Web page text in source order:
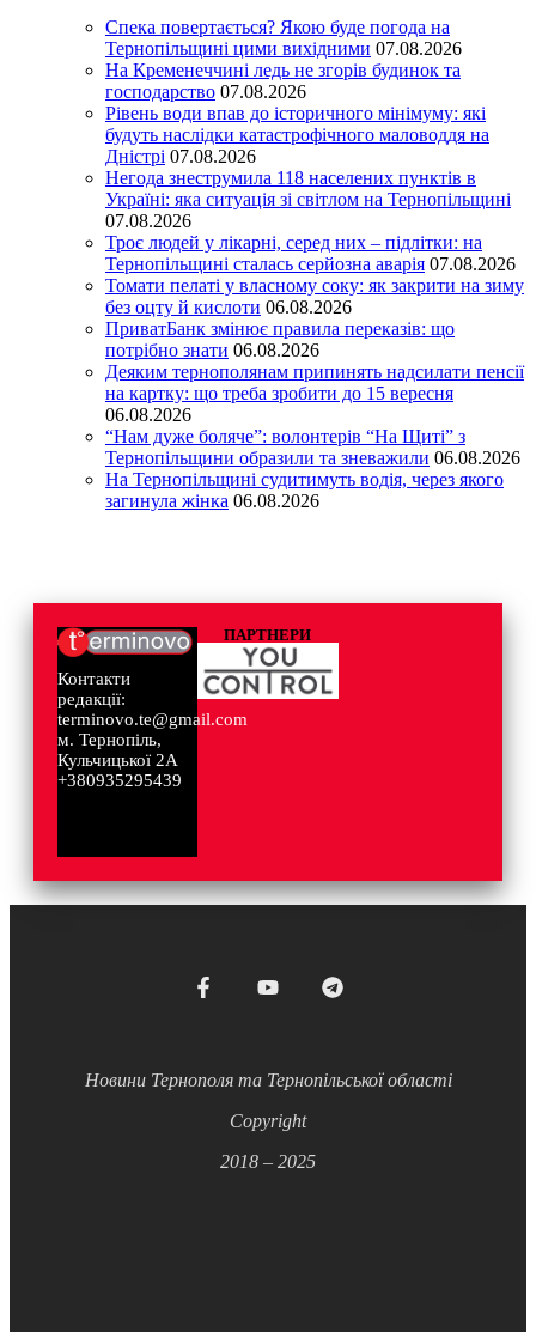
Спека повертається? Якою буде погода на
Тернопільщині цими вихідними 07.08.2026
На Кременеччині ледь не згорів будинок та
господарство 07.08.2026
Рівень води впав до історичного мінімуму: які
будуть наслідки катастрофічного маловоддя на
Дністрі 07.08.2026
Негода знеструмила 118 населених пунктів в
Україні: яка ситуація зі світлом на Тернопільщині
07.08.2026
Троє людей у лікарні, серед них – підлітки: на
Тернопільщині сталась серйозна аварія 07.08.2026
Томати пелаті у власному соку: як закрити на зиму
без оцту й кислоти 06.08.2026
ПриватБанк змінює правила переказів: що
потрібно знати 06.08.2026
Деяким тернополянам припинять надсилати пенсії
на картку: що треба зробити до 15 вересня
06.08.2026
“Нам дуже боляче”: волонтерів “На Щиті” з
Тернопільщини образили та зневажили 06.08.2026
На Тернопільщині судитимуть водія, через якого
загинула жінка 06.08.2026
Контакти
редакції:
terminovo.te@gmail.com
м. Тернопіль,
Кульчицької 2А
+380935295439
ПАРТНЕРИ
Новини Тернополя та Тернопільської області
Copyright
2018 – 2025